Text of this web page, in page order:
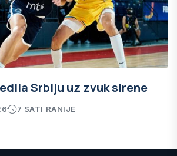
Srbiju uz zvuk sirene
7 SATI RANIJE